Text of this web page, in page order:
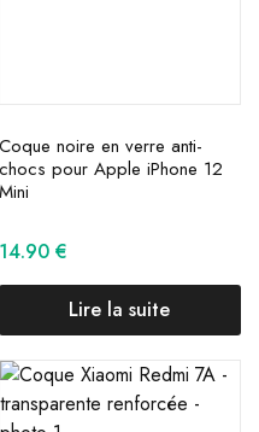
Coque noire en verre anti-
chocs pour Apple iPhone 12
Mini
14.90 €
Lire la suite